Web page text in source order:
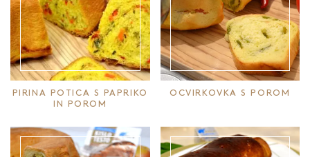
PIRINA POTICA S PAPRIKO
IN POROM
OCVIRKOVKA S POROM